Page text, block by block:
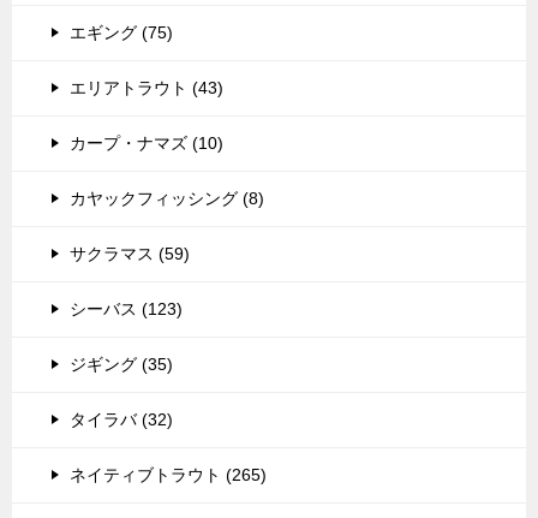
エギング (75)
エリアトラウト (43)
カープ・ナマズ (10)
カヤックフィッシング (8)
サクラマス (59)
シーバス (123)
ジギング (35)
タイラバ (32)
ネイティブトラウト (265)